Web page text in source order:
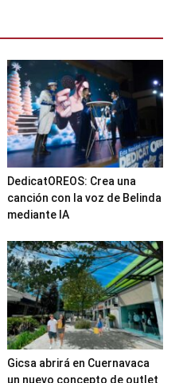
DedicatOREOS: Crea una
canción con la voz de Belinda
mediante IA
Gicsa abrirá en Cuernavaca
un nuevo concepto de outlet